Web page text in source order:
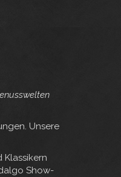
Unsere
Show-